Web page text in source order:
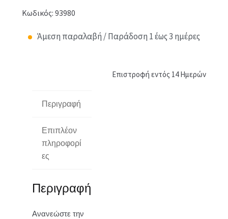
Κωδικός: 93980
Άμεση παραλαβή / Παράδοση 1 έως 3 ημέρες
Επιστροφή εντός 14 Ημερών
Περιγραφή
Επιπλέον
πληροφορί
ες
Περιγραφή
Ανανεώστε την